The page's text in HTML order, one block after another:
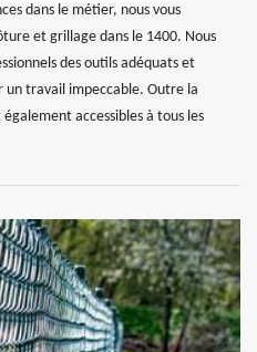
dans le métier, nous vous
et grillage dans le 1400. Nous
des outils adéquats et
un travail impeccable. Outre la
accessibles à tous les